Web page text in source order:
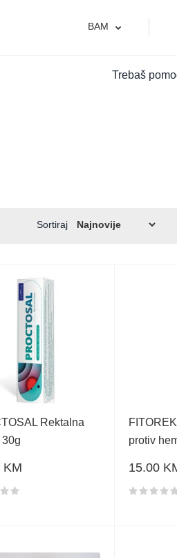
BAM
Trebaš
Sortiraj
Rektalna
KM
protiv
15.00